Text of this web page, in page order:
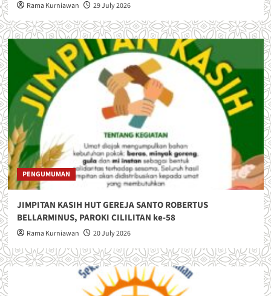
Rama Kurniawan 29 July 2026
PENGUMUMAN
JIMPITAN KASIH HUT GEREJA SANTO ROBERTUS
BELLARMINUS, PAROKI CILILITAN ke-58
Rama Kurniawan 20 July 2026